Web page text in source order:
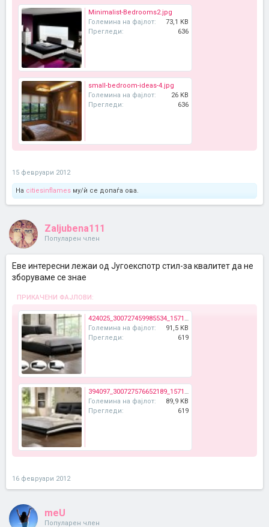
Minimalist-Bedrooms2.jpg
Големина на фајлот:
73,1 KB
Прегледи:
636
small-bedroom-ideas-4.jpg
Големина на фајлот:
26 KB
Прегледи:
636
15 февруари 2012
На citiesinflames му/ѝ се допаѓа ова.
Zaljubena111
Популарен член
Еве интересни лежаи од Југоекспотр стил-за квалитет да не
зборуваме се знае
ПРИКАЧЕНИ ФАЈЛОВИ:
424025_300727459985534_157117144346567_862170_159156994_n.jpg
Големина на фајлот:
91,5 KB
Прегледи:
619
394097_300727576652189_157117144346567_862171_1197643594_n.jpg
Големина на фајлот:
89,9 KB
Прегледи:
619
16 февруари 2012
meU
Популарен член